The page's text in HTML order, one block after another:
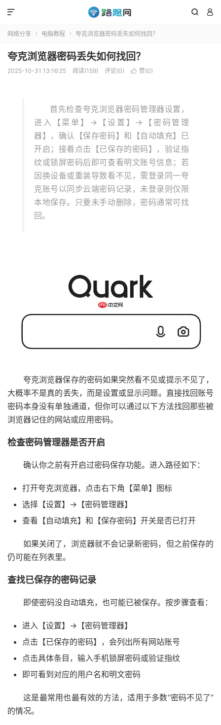
 

网络分享  电脑教程  夸克浏览器密码丢失如何找回？
夸克浏览器密码丢失如何找回？
2025-10-31 13:16:25 阅读(159) 评论(0)  赞(0)
首先检查夸克浏览器密码管理器设置，
进入【菜单】→【设置】→【密码管理
器】，确认【保存密码】和【自动填充】已
开启；接着点击【已保存的密码】，验证指
纹或锁屏密码后即可查看明文账号信息；若
因换设备或重装导致看不见，需登录同一夸
克账号以同步云端密码记录，未登录则仅限
本地保存。只要未手动删除，密码通常可找
回。
夸克浏览器保存的密码如果突然看不见或提示不见了，
大概率不是真的丢失，而是设置或显示问题。直接找回账号
密码本身没有单独通道，但你可以通过以下方法找回那些被
浏览器记住的网站或应用密码。
检查密码管理器是否开启
确认你之前有开启过密码保存功能。进入路径如下：
打开夸克浏览器，点击右下角【菜单】图标
选择【设置】→【密码管理器】
查看【自动填充】和【保存密码】开关是否已打开
如果关闭了，浏览器就不会记录新密码，但之前保存的
仍可能在列表里。
查找已保存的密码记录
即使密码没自动填充，也可能已被保存。按步骤查看：
进入【设置】→【密码管理器】
点击【已保存的密码】，会列出所有网站账号
点击具体条目，输入手机锁屏密码或验证指纹
即可看到对应的用户名和明文密码
这是最常用也最有效的方法，适用于多数“密码不见了”
的情况。